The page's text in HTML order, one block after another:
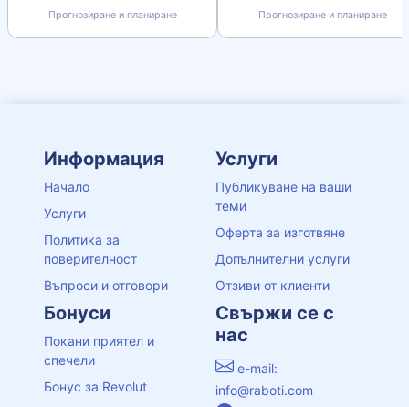
Прогнозиране и планиране Прогнозиране и планиране
Информация
Начало
Услуги
Политика за
поверителност
Въпроси и отговори
Услуги
Публикуване на ваши
теми
Оферта за изготвяне
Допълнителни услуги
Отзиви от клиенти
Бонуси
Покани приятел и
спечели
Бонус за Revolut
Свържи се с
нас
e-mail:
info@raboti.com